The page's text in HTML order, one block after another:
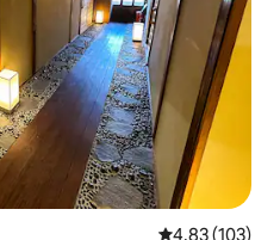
Note
4,83 (103)